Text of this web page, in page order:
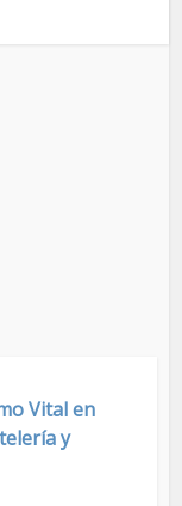
Vital en
y